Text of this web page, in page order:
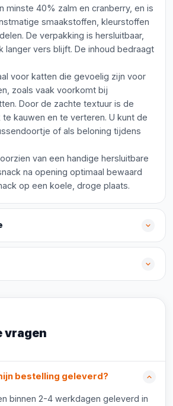
minste 40% zalm en cranberry, en is
smaakstoffen, kleurstoffen
De verpakking is hersluitbaar,
langer vers blijft. De inhoud bedraagt
voor katten die gevoelig zijn voor
zoals vaak voorkomt bij
Door de zachte textuur is de
kauwen en te verteren. U kunt de
of als beloning tijdens
van een handige hersluitbare
na opening optimaal bewaard
op een koele, droge plaats.
vragen
bestelling geleverd?
binnen 2-4 werkdagen geleverd in